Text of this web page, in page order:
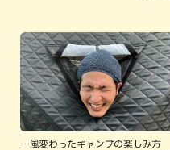
一風変わったキャンプの楽しみ方